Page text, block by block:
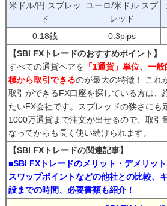
米ドル/円 スプレッ
ド
ユーロ/米ドル スプ
レッド
0.18銭 0.3pips
【SBI FXトレードのおすすめポイント】
すべての通貨ペアを 「1通貨」単位、一
模から取引できるのが最大の特徴！ これ
取引ができるFX口座を探している方は、
たいFX会社です。スプレッドの狭さにも
1000万通貨まで注文が出せるので、取引
なってからも長く使い続けられます。
【SBI FXトレードの関連記事】
■SBI FXトレードのメリット・デメリット
スワップポイントなどの他社との比較、
設までの時間、必要書類も紹介！